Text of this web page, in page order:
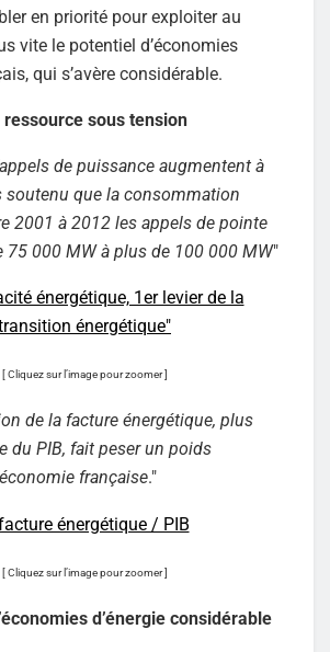
en priorité pour exploiter au
vite le potentiel d’économies
qui s’avère considérable.
ressource sous tension
de puissance augmentent à
soutenu que la consommation
2001 à 2012 les appels de pointe
75 000 MW à plus de 100 000 MW"
[ Cliquez sur l’image pour zoomer ]
de la facture énergétique, plus
du PIB, fait peser un poids
française."
[ Cliquez sur l’image pour zoomer ]
d’énergie considérable